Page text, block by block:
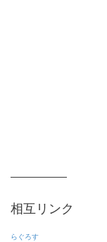
相互リンク
らぐろす